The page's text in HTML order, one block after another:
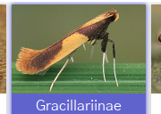
Gracillariinae